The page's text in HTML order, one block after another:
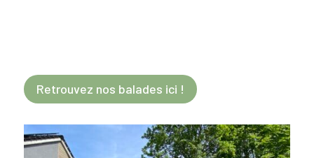
Retrouvez nos balades ici !